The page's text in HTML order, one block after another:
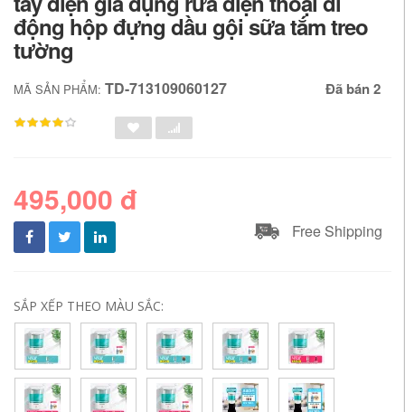
động hộp đựng dầu gội sữa tắm treo
tường
MÃ SẢN PHẨM: TD-713109060127 Đã bán 2
495,000 đ
Free Shipping
SẮP XẾP THEO MÀU SẮC: